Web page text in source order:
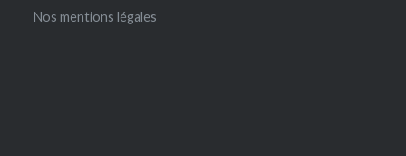
Nos mentions légales